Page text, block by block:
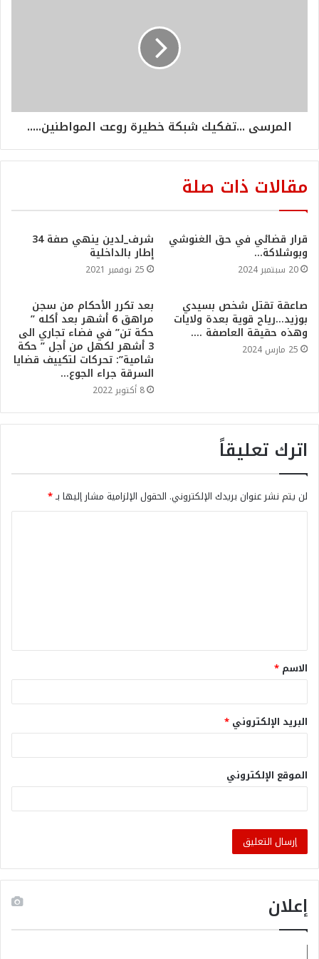
المرسى ...تفكيك شبكة خطيرة روعت المواطنين.....
مقالات ذات صلة
قرار قضائي في حق الغنوشي
وبوشلاكة…
20 سبتمبر 2024
شرف_لدين ينهي صفة 34
إطار بالداخلية
25 نوفمبر 2021
صاعقة تقتل شخص بسيدي
بوزيد…رياح قوية بعدة ولايات
وهذه حقيقة العاصفة ….
25 مارس 2024
بعد تكرر الأحكام من سجن
مراهق 6 أشهر بعد أكله ”
حكة تن” في فضاء تجاري الى
3 أشهر لكهل من أجل ” حكة
شامية”: تحركات لتكييف قضايا
السرقة جراء الجوع…
8 أكتوبر 2022
اترك تعليقاً
لن يتم نشر عنوان بريدك الإلكتروني. الحقول الإلزامية مشار إليها بـ*
الاسم *
البريد الإلكتروني *
الموقع الإلكتروني
إعلان